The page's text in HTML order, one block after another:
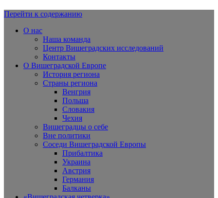
Вишеградская Европа
Перейти к содержанию
О нас
Наша команда
Центр Вишеградских исследований
Контакты
О Вишеградской Европе
История региона
Страны региона
Венгрия
Польша
Словакия
Чехия
Вишеградцы о себе
Вне политики
Соседи Вишеградской Европы
Прибалтика
Украина
Австрия
Германия
Балканы